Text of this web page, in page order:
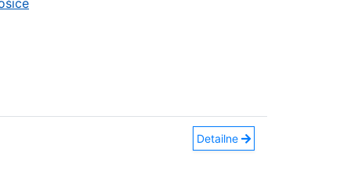
Detailne